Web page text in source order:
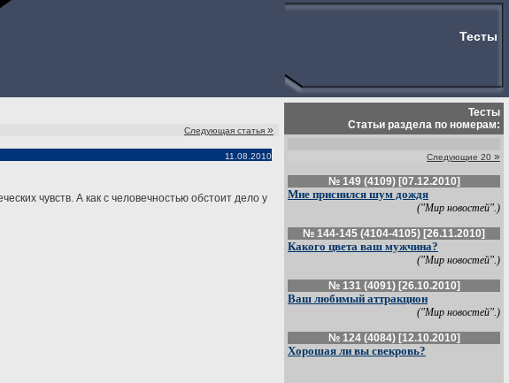
Тесты
Следующая статья »
11.08.2010
чувств. А как с человечностью обстоит дело у
Тесты
Статьи раздела по номерам:
Следующие 20 »
№ 149 (4109) [07.12.2010]
Мне приснился шум дождя
("Мир новостей".)
№ 144-145 (4104-4105) [26.11.2010]
Какого цвета ваш мужчина?
("Мир новостей".)
№ 131 (4091) [26.10.2010]
Ваш любимый аттракцион
("Мир новостей".)
№ 124 (4084) [12.10.2010]
Хорошая ли вы свекровь?